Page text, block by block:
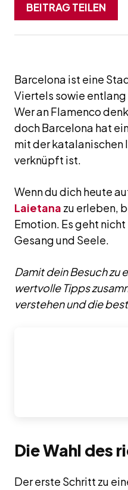
BEITRAG TEILEN
Barcelona ist eine
Viertels sowie
Wer an Flamenco
doch Barcelona hat
mit der katalanischen
verknüpft ist.
Wenn du dich heute
Laietana zu erleben,
Emotion. Es geht
Gesang und Seele.
Damit dein Besuch zu
wertvolle Tipps
verstehen und die
Die Wahl des
Der erste Schritt zu